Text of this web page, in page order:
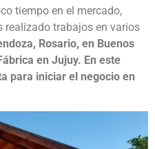
tiempo en el mercado,
realizado trabajos en varios
Rosario, en Buenos
en Jujuy. En este
para iniciar el negocio en